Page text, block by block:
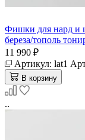
Фишки для нард и
береза/тополь
11 990 ₽
Артикул: lat1
В корзину
..